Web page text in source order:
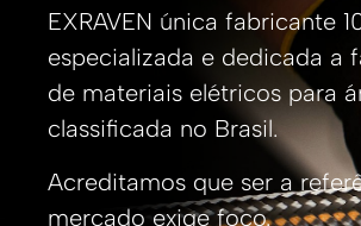
EXRAVEN única fabricante
especializada e dedicada a
de materiais elétricos para
classificada no Brasil.
Acreditamos que ser a
mercado exige foco.